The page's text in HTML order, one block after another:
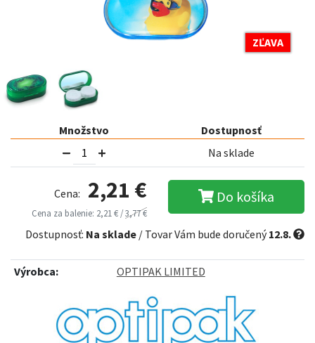
ZĽAVA
Množstvo
Dostupnosť
Na sklade
Cena: 2,21 €
Cena za balenie: 2,21 € /3,77 €
Do košíka
Dostupnosť: Na sklade / Tovar Vám bude doručený12.8.
Výrobca: OPTIPAK LIMITED